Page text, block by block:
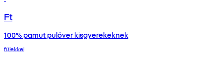
Ft
100% pamut pulóver kisgyerekeknek
fülekkel